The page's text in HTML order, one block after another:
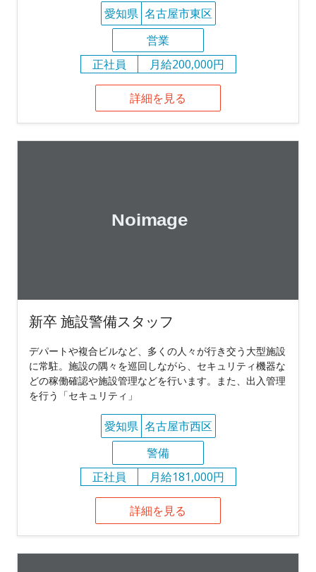
愛知県 名古屋市東区
営業
正社員
月給200,000円
詳細を見る
新卒 施設警備スタッフ
デパートや複合ビルなど、多くの人々が行き交う大型施設
に常駐。施設の隅々を巡回しながら、セキュリティ機器な
どの稼働確認や施設管理などを行います。また、出入管理
を行う「セキュリティ」
愛知県 名古屋市西区
警備
正社員
月給181,000円
詳細を見る